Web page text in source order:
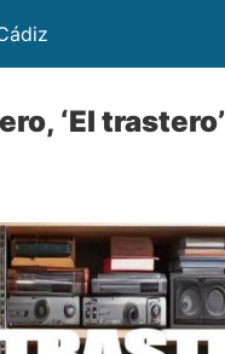
‘El trastero’